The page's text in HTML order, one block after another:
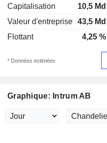
Capitalisation 10,5 Md
Valeur d'entreprise 43,5 Md
Flottant
4,25 %
* Données estimées
Graphique: Intrum AB